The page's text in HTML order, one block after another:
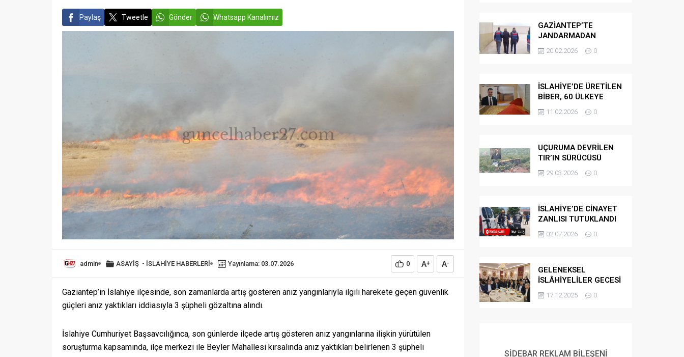
Paylaş Tweetle Gönder Whatsapp Kanalımız
admin ASAYİŞ - İSLAHİYE HABERLERİ Yayınlama: 03.07.2026 0 A+ A-
Gaziantep’in İslahiye ilçesinde, son zamanlarda artış gösteren anız yangınlarıyla ilgili harekete geçen güvenlik
güçleri anız yaktıkları iddiasıyla 3 şüpheli gözaltına alındı.
İslahiye Cumhuriyet Başsavcılığınca, son günlerde ilçede artış gösteren anız yangınlarına ilişkin yürütülen
soruşturma kapsamında, ilçe merkezi ile Beyler Mahallesi kırsalında anız yaktıkları belirlenen 3 şüpheli
GAZİANTEP’TE
JANDARMADAN
GÖÇMEN
KAÇAKÇILARINA
20.02.2026 0
İSLAHİYE’DE ÜRETİLEN
BİBER, 60 ÜLKEYE
İHRAÇ EDİLİYOR
11.02.2026 0
UÇURUMA DEVRİLEN
TIR’IN SÜRÜCÜSÜ
HAYATINI KAYBETTİ
29.03.2026 0
İSLAHİYE’DE CİNAYET
ZANLISI TUTUKLANDI
02.07.2026 0
GELENEKSEL
İSLÂHİYELİLER GECESİ
DÜZENLENDİ
17.12.2025 0
SİDEBAR REKLAM BİLEŞENİ